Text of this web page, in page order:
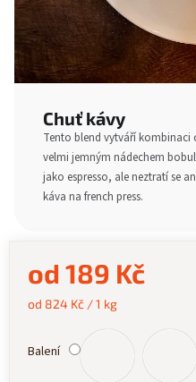
Chuť kávy
Tento blend vytváří
velmi jemným nádechem
jako espresso, ale neztratí se
káva na french press.
od 189 Kč
Měrná
od 824 Kč / 1 kg
Balení